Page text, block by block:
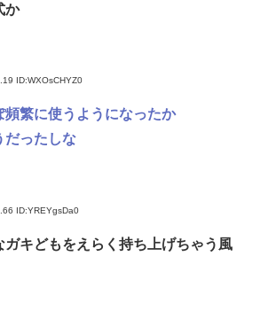
か
ID:WXOsCHYZ0
頻繁に使うようになったか
だったしな
ID:YREYgsDa0
ガキどもをえらく持ち上げちゃう風